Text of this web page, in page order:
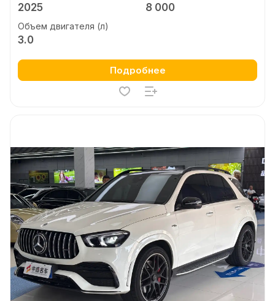
2025 8 000
Объем двигателя (л)
3.0
Подробнее